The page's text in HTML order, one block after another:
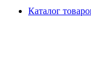
Каталог